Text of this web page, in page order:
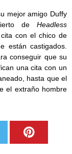
mejor amigo Duffy
de Headless
con el chico de
están castigados.
conseguir que su
una cita con un
hasta que el
el extraño hombre